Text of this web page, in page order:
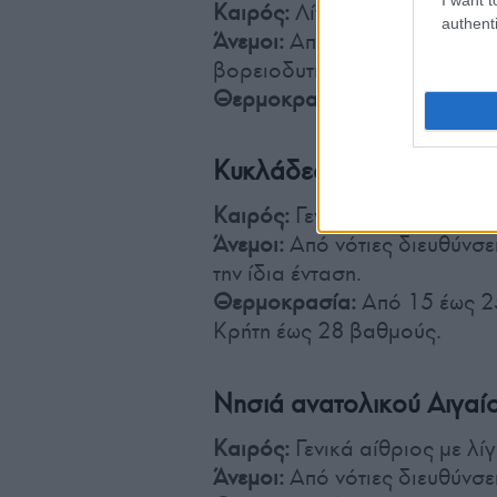
Καιρός: Λίγες πρόσκαιρες
Άνεμοι: Από νότιες
βορειοδυτικοί με την ίδια
Θερμοκρασία:
Από 13 έως
Κυκλάδες, Κρήτη
Καιρός: Γενικά αίθριος με
Άνεμοι: Από νότιες
την ίδια ένταση.
Θερμοκρασία: Από 15 έως
Κρήτη έως 28 βαθμούς.
Νησιά ανατολικού
Καιρός: Γενικά αίθριος με
Άνεμοι: Από νότιες